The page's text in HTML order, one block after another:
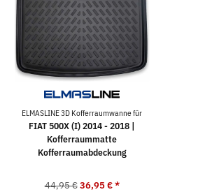
ELMASLINE 3D Kofferraumwanne für
FIAT 500X (I) 2014 - 2018 |
Kofferraummatte
Kofferraumabdeckung
44,95 € 36,95 €*